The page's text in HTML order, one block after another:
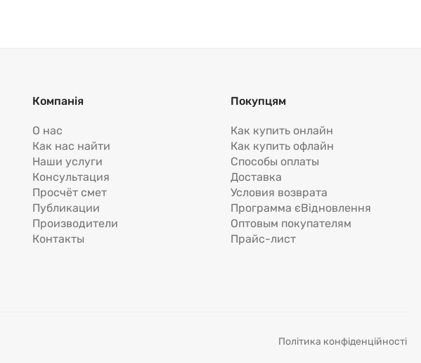
Компанія
О нас
Как нас найти
Наши услуги
Консультация
Просчёт смет
Публикации
Производители
Контакты
Покупцям
Как купить онлайн
Как купить офлайн
Способы оплаты
Доставка
Условия возврата
Программа єВідновлення
Оптовым покупателям
Прайс-лист
Політика конфіденційності